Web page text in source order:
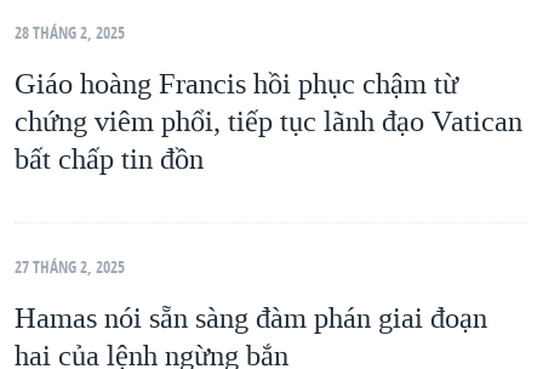
28 THÁNG 2, 2025
Giáo hoàng Francis hồi phục chậm từ
chứng viêm phổi, tiếp tục lãnh đạo Vatican
bất chấp tin đồn
27 THÁNG 2, 2025
Hamas nói sẵn sàng đàm phán giai đoạn
hai của lệnh ngừng bắn